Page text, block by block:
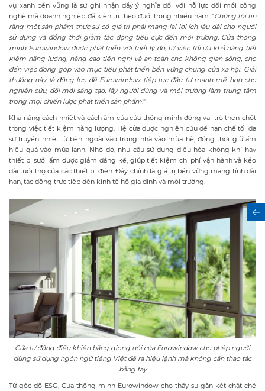
vụ xanh bền vững là sự ghi nhận đầy ý nghĩa đối với nỗ lực đổi mới công
nghệ mà doanh nghiệp đã kiên trì theo đuổi trong nhiều năm. “Chúng tôi tin
rằng một sản phẩm thực sự có giá trị phải mang lại lợi ích lâu dài cho người
sử dụng và đồng thời giảm tác động tiêu cực đến môi trường. Cửa thông
minh Eurowindow được phát triển với triết lý đó, từ việc tối ưu khả năng tiết
kiệm năng lượng, nâng cao tiện nghi và an toàn cho không gian sống, cho
đến việc đóng góp vào mục tiêu phát triển bền vững chung của xã hội. Giải
thưởng này là động lực để Eurowindow tiếp tục đầu tư mạnh mẽ hơn cho
nghiên cứu, đổi mới sáng tạo, lấy người dùng và môi trường làm trung tâm
trong mọi chiến lược phát triển sản phẩm.”
Khả năng cách nhiệt và cách âm của cửa thông minh đóng vai trò then chốt
trong việc tiết kiệm năng lượng. Hệ cửa được nghiên cứu để hạn chế tối đa
sự truyền nhiệt từ bên ngoài vào trong nhà vào mùa hè, đồng thời giữ ấm
hiệu quả vào mùa lạnh. Nhờ đó, nhu cầu sử dụng điều hòa không khí hay
thiết bị sưởi ấm được giảm đáng kể, giúp tiết kiệm chi phí vận hành và kéo
dài tuổi thọ của các thiết bị điện. Đây chính là giá trị bền vững mang tính dài
hạn, tác động trực tiếp đến kinh tế hộ gia đình và môi trường.
Cửa tự động điều khiển bằng giọng nói của Eurowindow cho phép người
dùng sử dụng ngôn ngữ tiếng Việt để ra hiệu lệnh mà không cần thao tác
bằng tay
Từ góc độ ESG, Cửa thông minh Eurowindow cho thấy sự gắn kết chặt chẽ